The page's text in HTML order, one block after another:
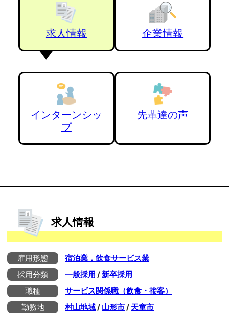
求人情報 企業情報
インターンシッ
プ
先輩達の声
求人情報
雇用形態
宿泊業，飲食サービス業
採用分類
一般採用 /新卒採用
職種
サービス関係職（飲食・接客）
勤務地
村山地域/ 山形市/ 天童市